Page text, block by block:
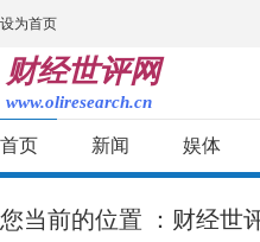
设为首页
财经世评网
www.oliresearch.cn
首页 新闻 娱体
您当前的位置 ： 财经世